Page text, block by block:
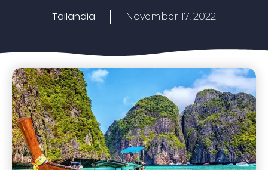
Tailandia November 17, 2022